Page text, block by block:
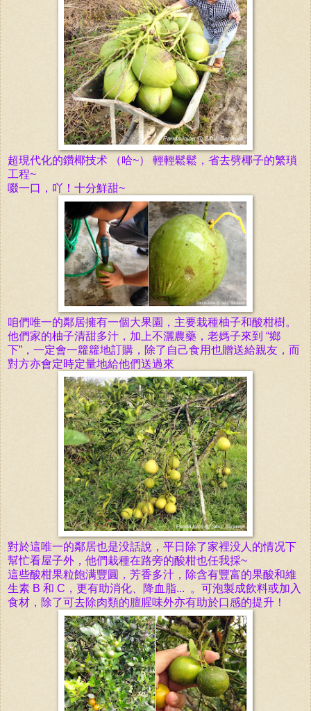
超現代化的鑽椰技术 （哈~） 輕輕鬆鬆，省去劈椰子的繁瑣
工程~
啜一口，吖！十分鮮甜~
咱們唯一的鄰居擁有一個大果園，主要栽種柚子和酸柑樹。
他們家的柚子清甜多汁，加上不灑農藥， 老媽子來到 “鄉
下”，一定會一籮籮地訂購，除了自己食用也贈送給親友，而
對方亦會定時定量地給他們送過來
對於這唯一的鄰居也是没話說，平日 除了家裡没人的情况下
幫忙看屋子外，他們栽種在路旁的酸柑也任我採~
這些酸柑果粒飽满豐圓，芳香多汁，除含有豐富的果酸和維
生素 B 和 C，更有助消化、降血脂... 。可泡製成飲料或加入
食材，除了可去除肉類的膻腥味外亦有助於口感的提升！